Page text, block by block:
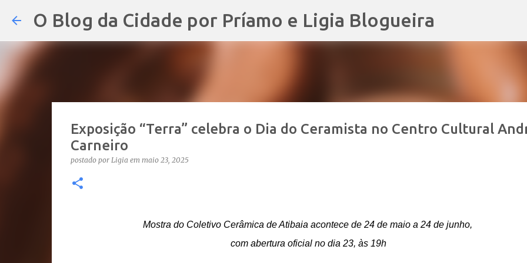
Pular para o conteúdo principal
O Blog da Cidade por Príamo e Ligia Blogueira
Exposição “Terra” celebra o Dia do Ceramista no Centro Cultural
Carneiro
postado por Ligia em maio 23, 2025
Mostra do Coletivo Cerâmica de Atibaia acontece de 24 de maio a 24 de junho,
com abertura oficial no dia 23, às 19h